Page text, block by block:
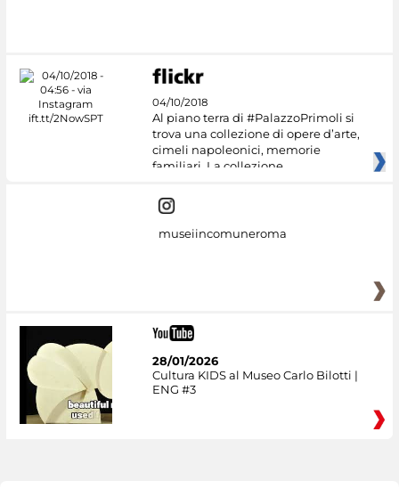
04/10/2018
Al piano terra di #PalazzoPrimoli si
trova una collezione di opere d’arte,
cimeli napoleonici, memorie
familiari. La collezione
museiincomuneroma
28/01/2026
Cultura KIDS al Museo Carlo Bilotti |
ENG #3